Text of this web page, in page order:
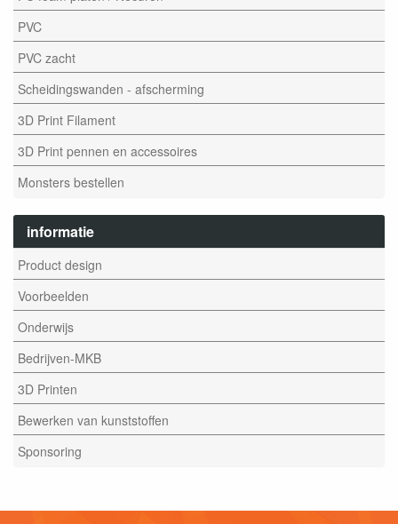
PVC
PVC zacht
Scheidingswanden - afscherming
3D Print Filament
3D Print pennen en accessoires
Monsters bestellen
informatie
Product design
Voorbeelden
Onderwijs
Bedrijven-MKB
3D Printen
Bewerken van kunststoffen
Sponsoring